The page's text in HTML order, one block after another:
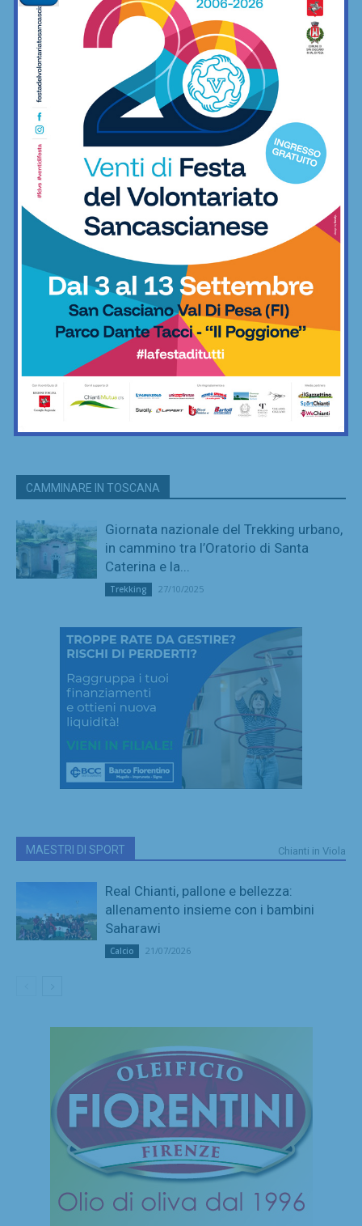
CAMMINARE IN TOSCANA
Giornata nazionale del Trekking urbano,
in cammino tra l’Oratorio di Santa
Caterina e la...
Trekking 27/10/2025
MAESTRI DI SPORT Chianti in Viola
Real Chianti, pallone e bellezza:
allenamento insieme con i bambini
Saharawi
Calcio 21/07/2026